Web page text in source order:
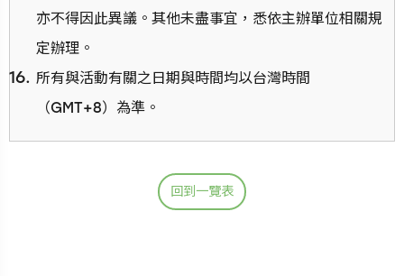
亦不得因此異議。其他未盡事宜，悉依主辦單位相關規
定辦理。
所有與活動有關之日期與時間均以台灣時間
（GMT+8）為準。
回到一覽表